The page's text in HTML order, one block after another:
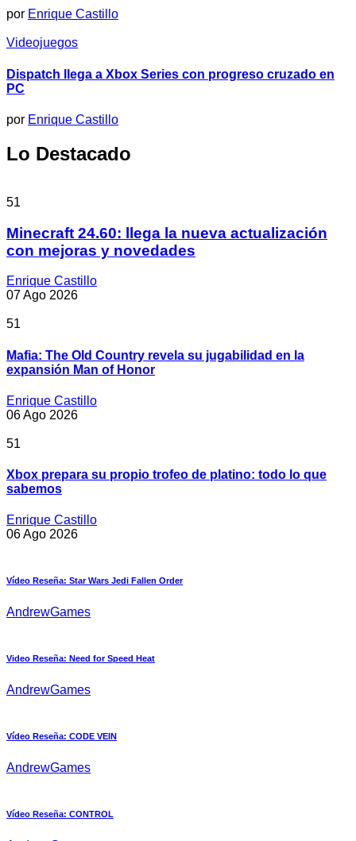
por Enrique Castillo
Videojuegos
Dispatch llega a Xbox Series con progreso cruzado en
PC
por Enrique Castillo
Lo Destacado
51
Minecraft 24.60: llega la nueva actualización
con mejoras y novedades
Enrique Castillo
07 Ago 2026
51
Mafia: The Old Country revela su jugabilidad en la
expansión Man of Honor
Enrique Castillo
06 Ago 2026
51
Xbox prepara su propio trofeo de platino: todo lo que
sabemos
Enrique Castillo
06 Ago 2026
Vídeo Reseña: Star Wars Jedi Fallen Order
AndrewGames
Video Reseña: Need for Speed Heat
AndrewGames
Vídeo Reseña: CODE VEIN
AndrewGames
Vídeo Reseña: CONTROL